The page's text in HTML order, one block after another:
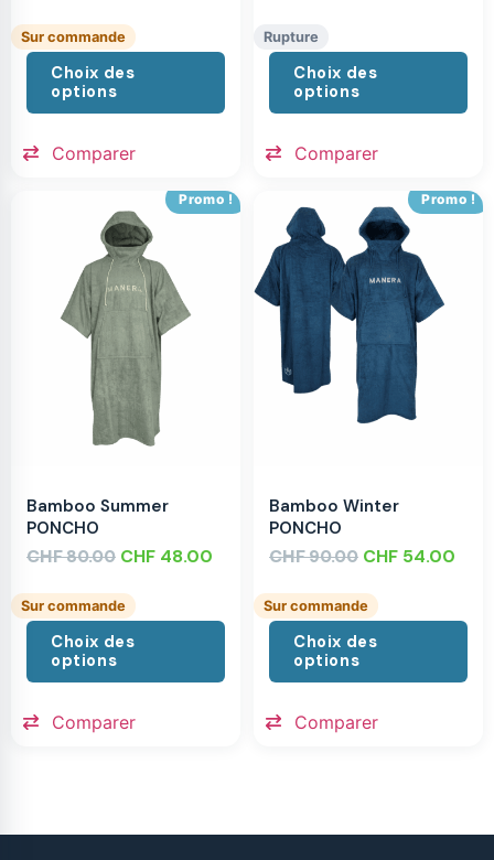
Sur commande
Choix des
options
Comparer
Rupture
Choix des
options
Comparer
Promo !
Bamboo Summer
PONCHO
CHF80.00 CHF 48.00
Sur commande
Choix des
options
Comparer
Promo !
Bamboo Winter
PONCHO
CHF90.00 CHF 54.00
Sur commande
Choix des
options
Comparer